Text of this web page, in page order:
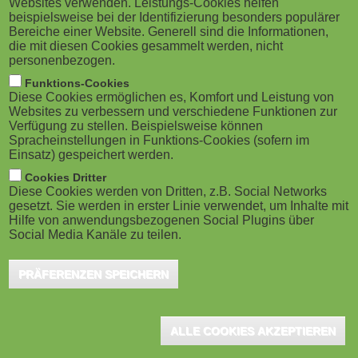
M
o
b
i
l
e
)
g
a
o
n
Buxtehude, Mai 2018 - Gleich drei IT-
Lösungen des Instituts für Berufliche
Bildung (IBB) haben die Auszeichnung BEST
OF von der Jury des INNOVATIONSPREIS-IT 2018
erhalten. Dazu gehören das virtuelle Lernkonzept
VIONA®, die Schulungslösung VICTOR sowie das
Mitarbeiterentwicklungsprogramm "Leadership Box –
digital". Damit zählen die drei Angebote laut Experten-
Urteil zu den innovativsten IT-Produkten für den
Mittelstand.
beim jährlichen INNOVATIONSPREIS-IT unter die "BEST OF" zu
Fachjournalisten und IT-Branchenexperten kürt mit dem Preis
Websites verwenden. Leistungs-Cookies helfen
beispielsweise bei der Identifizierung besonders populärer
Bereiche einer Website. Generell sind die Informationen,
die mit diesen Cookies gesammelt werden, nicht
personenbezogen.
Funktions-Cookies
Diese Cookies ermöglichen es, Komfort und Leistung von
Websites zu verbessern und verschiedene Funktionen zur
Verfügung zu stellen. Beispielsweise können
Spracheinstellungen in Funktions-Cookies (sofern im
Einsatz) gespeichert werden.
Cookies Dritter
Diese Cookies werden von Dritten, z.B. Social Networks
gesetzt. Sie werden in erster Linie verwendet, um Inhalte mit
Hilfe von anwendungsbezogenen Social Plugins über
Social Media Kanäle zu teilen.
PRÄFERENZEN SPEICHERN
ALLE COOKIES AKZEPTIEREN